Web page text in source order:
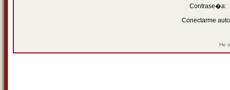
Contrase�a:
Conectarme
He